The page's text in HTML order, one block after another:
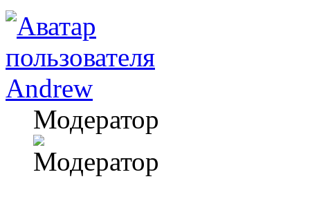
Andrew
Модератор